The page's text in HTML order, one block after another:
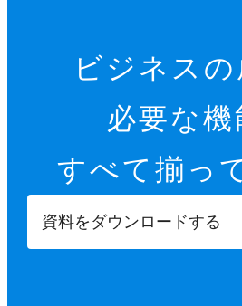
ビジネスの
必要な機
すべて揃っ
資料をダウンロードする